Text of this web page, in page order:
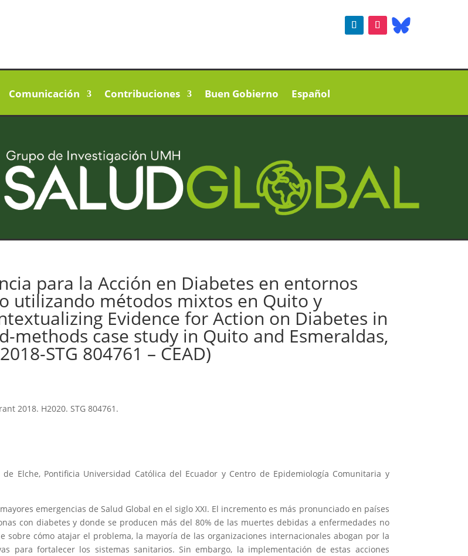
Comunicación Contribuciones Buen Gobierno Español
para la Acción en Diabetes en entornos
utilizando métodos mixtos en Quito y
Evidence for Action on Diabetes in
methods case study in Quito and Esmeraldas,
STG 804761 – CEAD)
2018. H2020. STG 804761.
Elche, Pontificia Universidad Católica del Ecuador y Centro de Epidemiología Comunitaria y
emergencias de Salud Global en el siglo XXI. El incremento es más pronunciado en países
con diabetes y donde se producen más del 80% de las muertes debidas a enfermedades no
cómo atajar el problema, la mayoría de las organizaciones internacionales abogan por la
para fortalecer los sistemas sanitarios. Sin embargo, la implementación de estas acciones